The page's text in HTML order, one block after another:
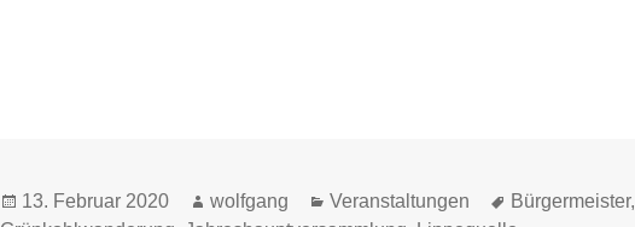
Veröffentlicht
13. Februar 2020 Autor
wolfgang Kategorien
Veranstaltungen Schlagwörter
Bürgermeister,